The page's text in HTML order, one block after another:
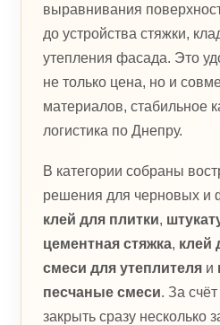
выравнивания
до устройства стяжки,
утепления фасада. Это
не только цена, но и
материалов, стабильное
логистика по Днепру.
В категории собраны
решения для черновых и
клей для плитки,
цементная стяжка, клей
смеси для утеплителя и
песчаные смеси. За
закрыть сразу несколько